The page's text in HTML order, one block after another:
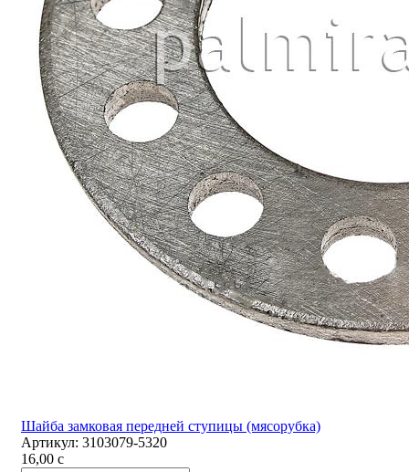
Шайба замковая передней ступицы (мясорубка)
Артикул: 3103079-5320
16,00 c